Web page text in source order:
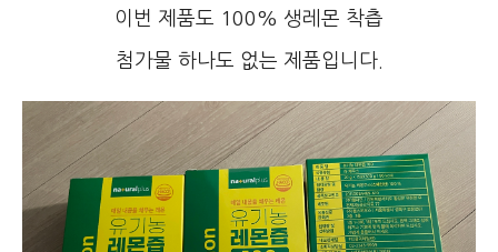
이번 제품도 100% 생레몬 착츱
첨가물 하나도 없는 제품입니다.